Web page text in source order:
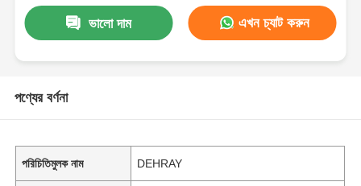
ভালো দাম এখন চ্যাট করুন
পণ্যের বর্ণনা
পরিচিতিমুলক নাম DEHRAY